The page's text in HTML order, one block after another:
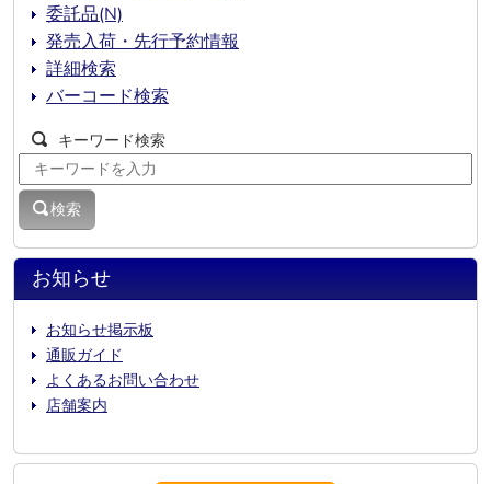
お知らせ
お知らせ掲示板
通販ガイド
よくあるお問い合わせ
店舗案内
委託品(N)
発売入荷・先行予約情報
詳細検索
バーコード検索
キーワード検索
検索